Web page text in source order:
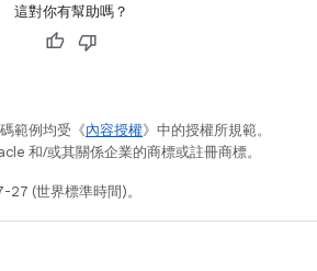
這對你有幫助嗎？
範例均受《內容授權》中的授權所規範。
和/或其關係企業的商標或註冊商標。
(世界標準時間)。